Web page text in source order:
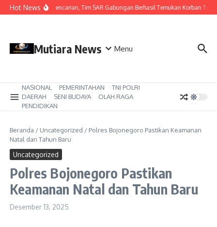
Lewati ke konten
Hot News
Hari Ketiga Pencarian, Tim SAR Gabungan Berhasil Temukan Korban
Mutiara News Menu
NASIONAL PEMERINTAHAN
TNI POLRI
DAERAH
SENI BUDAYA
OLAH RAGA
PENDIDIKAN
Beranda / Uncategorized / Polres Bojonegoro Pastikan Keamanan
Natal dan Tahun Baru
Uncategorized
Polres Bojonegoro Pastikan
Keamanan Natal dan Tahun Baru
Desember 13, 2025